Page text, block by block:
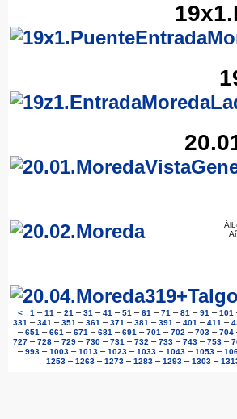
<
1 – 11 – 21 – 31 – 41 – 51 – 61 – 71 – 81 – 91 – 101
331 – 341 – 351 – 361 – 371 – 381 – 391 – 401 – 411 –
– 651 – 661 – 671 – 681 – 691 – 701 – 702 – 703 – 704
727 – 728 – 729 – 730 – 731 – 732 – 733 – 743 – 753 –
– 993 – 1003 – 1013 – 1023 – 1033 – 1043 – 1053 –
1253– 1263– 1273– 1283– 1293– 1303–